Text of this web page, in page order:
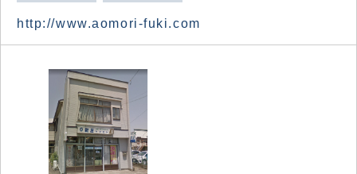
http://www.aomori-fuki.com